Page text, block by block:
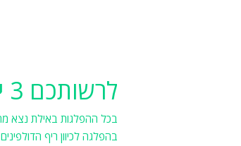
לרשותכם 3 יאכטות באילת
בכל ההפלגות באילת נצא
בהפלגה לכיוון ריף